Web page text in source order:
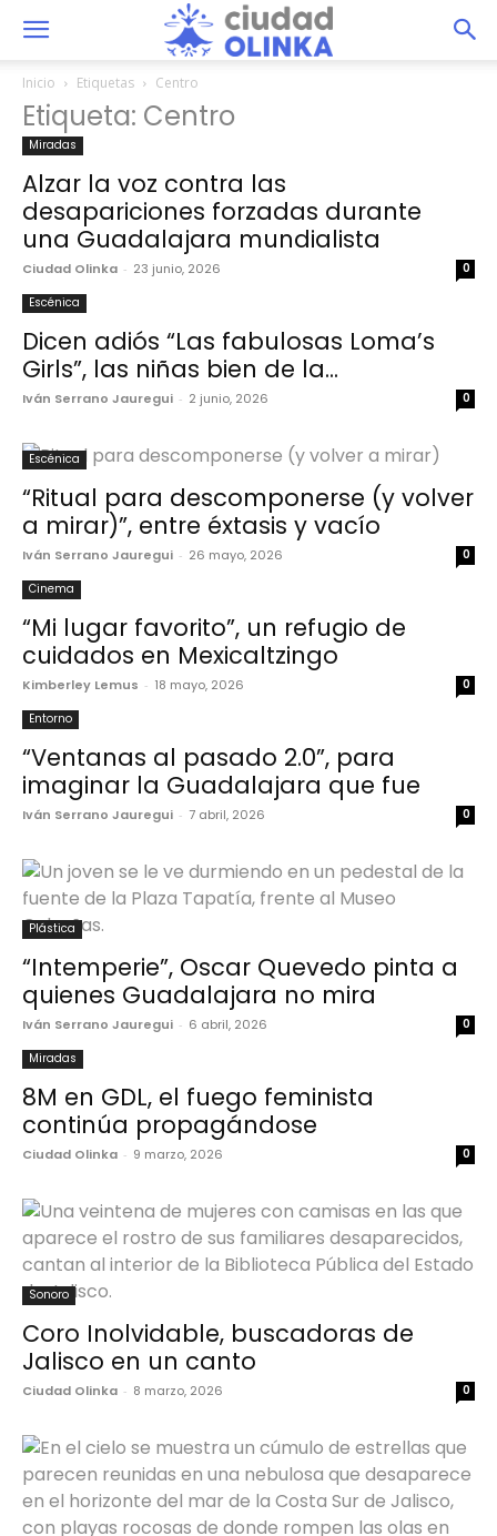
Inicio Etiquetas Centro
Etiqueta: Centro
Miradas
Alzar la voz contra las
desapariciones forzadas durante
una Guadalajara mundialista
Ciudad Olinka - 23 junio, 2026 0
Escénica
Dicen adiós “Las fabulosas Loma’s
Girls”, las niñas bien de la...
Iván Serrano Jauregui - 2 junio, 2026 0
Escénica
“Ritual para descomponerse (y volver
a mirar)”, entre éxtasis y vacío
Iván Serrano Jauregui - 26 mayo, 2026 0
Cinema
“Mi lugar favorito”, un refugio de
cuidados en Mexicaltzingo
Kimberley Lemus - 18 mayo, 2026 0
Entorno
“Ventanas al pasado 2.0”, para
imaginar la Guadalajara que fue
Iván Serrano Jauregui - 7 abril, 2026 0
Plástica
“Intemperie”, Oscar Quevedo pinta a
quienes Guadalajara no mira
Iván Serrano Jauregui - 6 abril, 2026 0
Miradas
8M en GDL, el fuego feminista
continúa propagándose
Ciudad Olinka - 9 marzo, 2026 0
Sonoro
Coro Inolvidable, buscadoras de
Jalisco en un canto
Ciudad Olinka - 8 marzo, 2026 0